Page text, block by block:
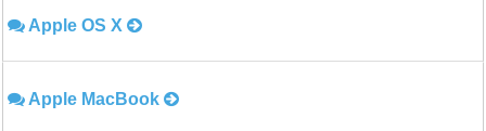
Apple OS X
Apple MacBook